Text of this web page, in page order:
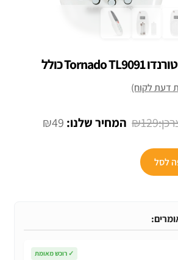
שלט רחוק למזגני טורנדו Tornado TL9091 כולל
דעת לקוח)
₪129
המחיר
₪49 המחיר
לסל
✓ רוכש מאומת